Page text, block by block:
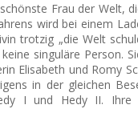
Frau der
wird bei einem
trotzig „die Welt
singuläre Person.
Elisabeth und Romy
in der gleichen
I und Hedy II.